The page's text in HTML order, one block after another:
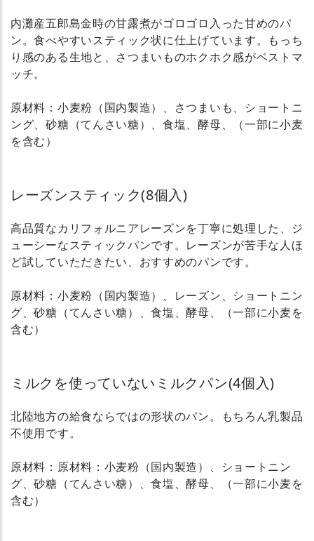
内灘産五郎島金時の甘露煮がゴロゴロ入った甘めのパ
ン。食べやすいスティック状に仕上げています。もっち
り感のある生地と、さつまいものホクホク感がベストマ
ッチ。
原材料：小麦粉（国内製造）、さつまいも、ショートニ
ング、砂糖（てんさい糖）、食塩、酵母、（一部に小麦
を含む）
レーズンスティック(8個入)
高品質なカリフォルニアレーズンを丁寧に処理した、ジ
ューシーなスティックパンです。レーズンが苦手な人ほ
ど試していただきたい、おすすめのパンです。
原材料：小麦粉（国内製造）、レーズン、ショートニン
グ、砂糖（てんさい糖）、食塩、酵母、（一部に小麦を
含む）
ミルクを使っていないミルクパン(4個入)
北陸地方の給食ならではの形状のパン。もちろん乳製品
不使用です。
原材料：原材料：小麦粉（国内製造）、ショートニン
グ、砂糖（てんさい糖）、食塩、酵母、（一部に小麦を
含む）